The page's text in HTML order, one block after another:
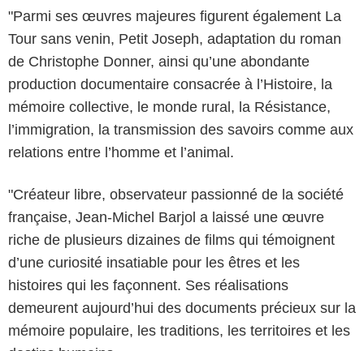
"Parmi ses œuvres majeures figurent également La
Tour sans venin, Petit Joseph, adaptation du roman
de Christophe Donner, ainsi qu’une abondante
production documentaire consacrée à l’Histoire, la
mémoire collective, le monde rural, la Résistance,
l’immigration, la transmission des savoirs comme aux
relations entre l’homme et l’animal.
"Créateur libre, observateur passionné de la société
française, Jean-Michel Barjol a laissé une œuvre
riche de plusieurs dizaines de films qui témoignent
d’une curiosité insatiable pour les êtres et les
histoires qui les façonnent. Ses réalisations
demeurent aujourd’hui des documents précieux sur la
mémoire populaire, les traditions, les territoires et les